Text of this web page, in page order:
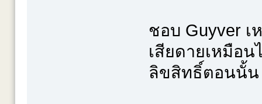
ชอบ Guyver เ
เสียดายเหมือ
ลิขสิทธิ์ตอนนั้น